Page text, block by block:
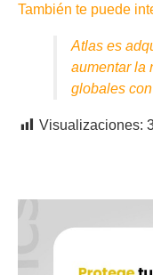
También te puede
Atlas es
aumentar la
globales
Visualizaciones: